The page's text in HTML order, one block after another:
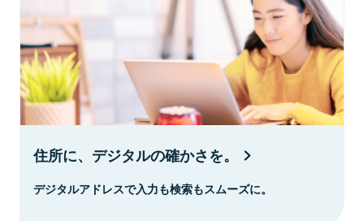
住所に、デジタルの確かさを。
デジタルアドレスで入力も検索もスムーズに。